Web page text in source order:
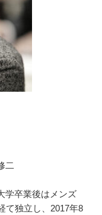
二
学卒業後はメンズ
て独立し、2017年8